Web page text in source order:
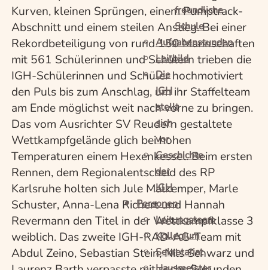
freundliche
Schule
Aufgabenstunden
Leitbild
Die
IGH
stellt
sich
vor
Geschichte
der
IGH
Personen
Leitungsteam
Kollegium
Sekretariat
Kurven, kleinen Sprüngen, einem Pumptrack-
Abschnitt und einem steilen Anstieg. Bei einer
Rekordbeteiligung von rund 150 Mannschaften
mit 561 Schülerinnen und Schülern trieben die
IGH-Schülerinnen und Schüler hochmotiviert
den Puls bis zum Anschlag, um ihr Staffelteam
am Ende möglichst weit nach vorne zu bringen.
Das vom Ausrichter SV Reudern gestaltete
Wettkampfgelände glich bei hohen
Temperaturen einem Hexenkessel. Beim ersten
Rennen, dem Regionalentscheid des RP
Karlsruhe holten sich Jule Malkemper, Marle
Schuster, Anna-Lena Richert und Hannah
Revermann den Titel in der Wettkampfklasse 3
weiblich. Das zweite IGH-RAD-AG-Team mit
Abdul Zeino, Sebastian Stein, Nils Schwarz und